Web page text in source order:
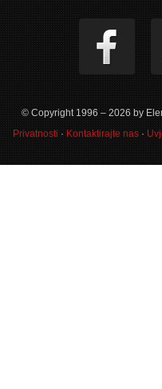
© Copyright 1996 – 2026 by
Privatnosti · Kontaktirajte nas·